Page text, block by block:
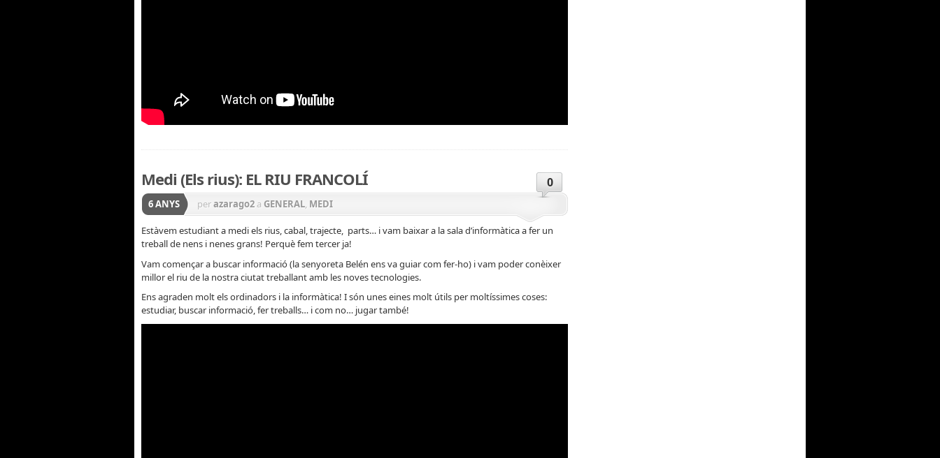
Medi (Els rius): EL RIU FRANCOLÍ 0
6 ANYS perazarago2 a GENERAL MEDI
Estàvem estudiant a medi els rius, cabal, trajecte, parts… i vam baixar a la sala d’informàtica a fer un
treball de nens i nenes grans! Perquè fem tercer ja!
Vam començar a buscar informació (la senyoreta Belén ens va guiar com fer-ho) i vam poder conèixer
millor el riu de la nostra ciutat treballant amb les noves tecnologies.
Ens agraden molt els ordinadors i la informàtica! I són unes eines molt útils per moltíssimes coses:
estudiar, buscar informació, fer treballs… i com no… jugar també!